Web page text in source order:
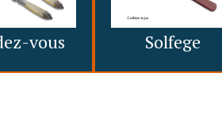
vous Solfege